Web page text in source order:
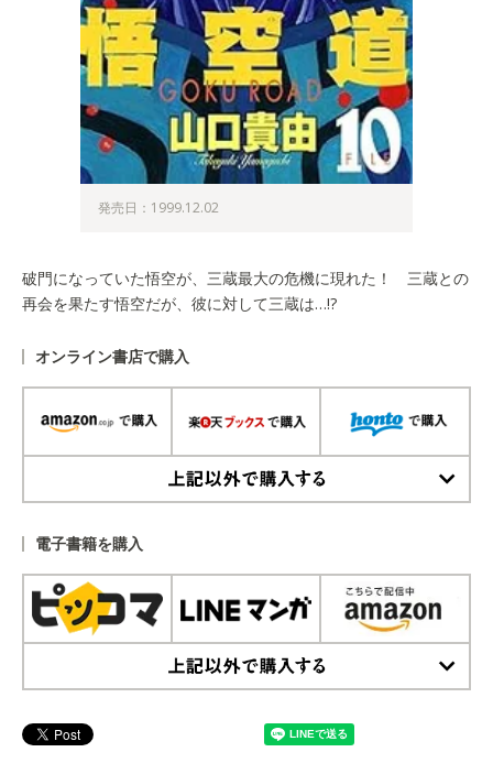
発売日：1999.12.02
破門になっていた悟空が、三蔵最大の危機に現れた！ 三蔵との
再会を果たす悟空だが、彼に対して三蔵は…!?
オンライン書店で購入
電子書籍を購入